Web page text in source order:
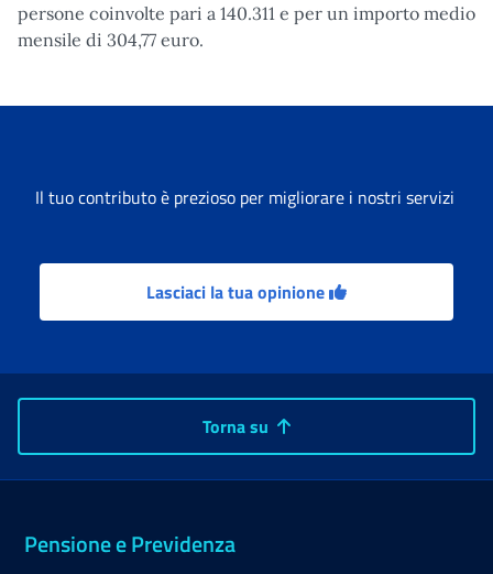
persone coinvolte pari a 140.311 e per un importo medio
mensile di 304,77 euro.
Il tuo contributo è prezioso per migliorare i nostri servizi
Lasciaci la tua opinione
Torna su
Pensione e Previdenza